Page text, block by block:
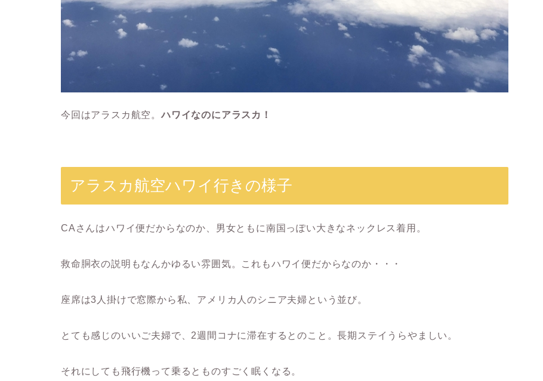
今回はアラスカ航空。ハワイなのにアラスカ！
アラスカ航空ハワイ行きの様子
CAさんはハワイ便だからなのか、男女ともに南国っぽい大きなネックレス着用。
救命胴衣の説明もなんかゆるい雰囲気。これもハワイ便だからなのか・・・
座席は3人掛けで窓際から私、アメリカ人のシニア夫婦という並び。
とても感じのいいご夫婦で、2週間コナに滞在するとのこと。長期ステイうらやましい。
それにしても飛行機って乗るとものすごく眠くなる。